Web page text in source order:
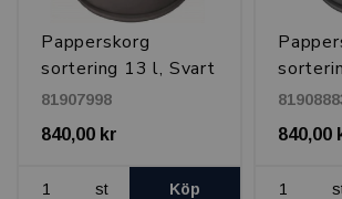
Papperskorg
sortering 13 l, Svart
81907998
840,00 kr
st Köp
840,00